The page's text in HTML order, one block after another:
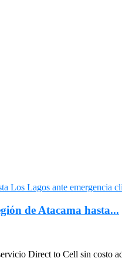
de Atacama hasta...
Direct to Cell sin costo